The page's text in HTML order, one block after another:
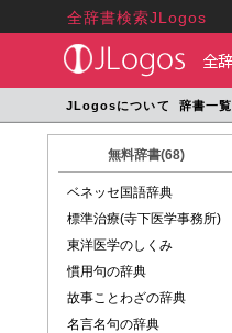
全辞書検索JLogos
JLogosについて 辞書一覧
無料辞書(68)
ベネッセ国語辞典
標準治療(寺下医学事務所)
東洋医学のしくみ
慣用句の辞典
故事ことわざの辞典
名言名句の辞典